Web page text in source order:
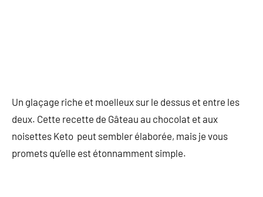
Un glaçage riche et moelleux sur le dessus et entre les
deux. Cette recette de Gâteau au chocolat et aux
noisettes Keto peut sembler élaborée, mais je vous
promets qu’elle est étonnamment simple.